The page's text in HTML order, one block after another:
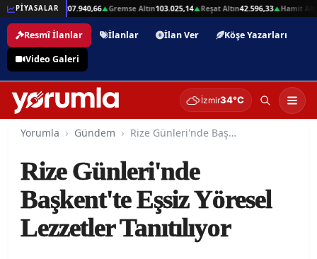
PİYASALAR
▲Beşli Altın207.940,66▲Gremse Altın103.025,14▲Reşat Altın42.596,33▲Hamit Altın
Resmî İlanlar İlanlar İlan Ver
Köşe Yazarları
Video Galeri
İzmir34°C
Yorumla Gündem Rize Günleri'nde Başkent'te Eşsiz Yöresel Lezzetler Tanıtılıyor
Rize Günleri'nde
Başkent'te Eşsiz Yöresel
Lezzetler Tanıtılıyor